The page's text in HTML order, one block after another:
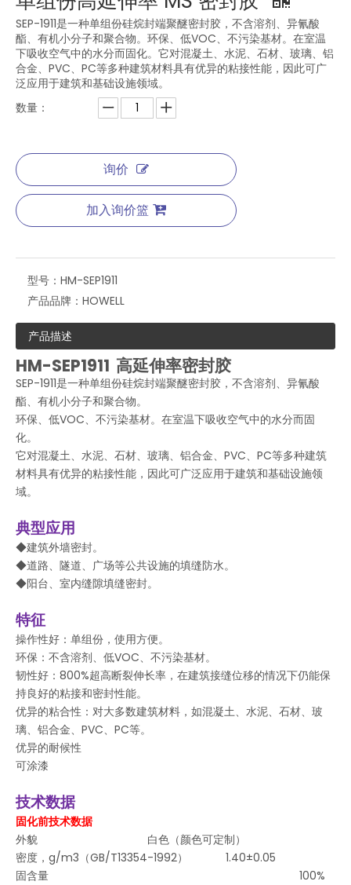
SEP-1911是一种单组份硅烷封端聚醚密封胶，不含溶剂、异氰酸
酯、有机小分子和聚合物。环保、低VOC、不污染基材。在室温
下吸收空气中的水分而固化。它对混凝土、水泥、石材、玻璃、铝
合金、PVC、PC等多种建筑材料具有优异的粘接性能，因此可广
泛应用于建筑和基础设施领域。
数量：
询价
加入询价篮
型号： HM-SEP1911
产品品牌： HOWELL
产品描述
HM-SEP1911 高延伸率密封胶
SEP-1911是一种单组份硅烷封端聚醚密封胶，不含溶剂、异氰酸
酯、有机小分子和聚合物。
环保、低VOC、不污染基材。在室温下吸收空气中的水分而固
化。
它对混凝土、水泥、石材、玻璃、铝合金、PVC、PC等多种建筑
材料具有优异的粘接性能，因此可广泛应用于建筑和基础设施领
域。
典型应用
◆建筑外墙密封。
◆道路、隧道、广场等公共设施的填缝防水。
◆阳台、室内缝隙填缝密封。
特征
操作性好：单组份，使用方便。
环保：不含溶剂、低VOC、不污染基材。
韧性好：800%超高断裂伸长率，在建筑接缝位移的情况下仍能保
持良好的粘接和密封性能。
优异的粘合性：对大多数建筑材料，如混凝土、水泥、石材、玻
璃、铝合金、PVC、PC等。
优异的耐候性
可涂漆
技术数据
固化前技术数据
外貌 白色（颜色可定制）
密度，g/m3（GB/T13354-1992） 1.40±0.05
固含量 100%